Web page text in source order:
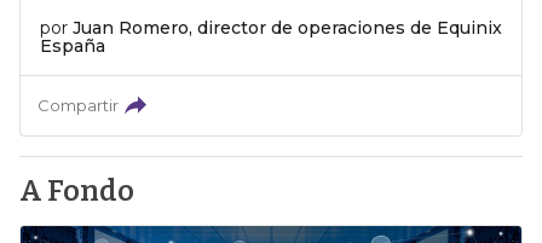
por Juan Romero, director de operaciones de Equinix
España
Compartir
A Fondo